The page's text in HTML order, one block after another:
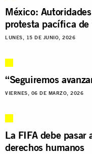
México:
protesta pacífica
LUNES, 15 DE JUNIO, 2026
“Seguiremos
VIERNES, 06 DE MARZO, 2026
La FIFA debe
derechos humanos